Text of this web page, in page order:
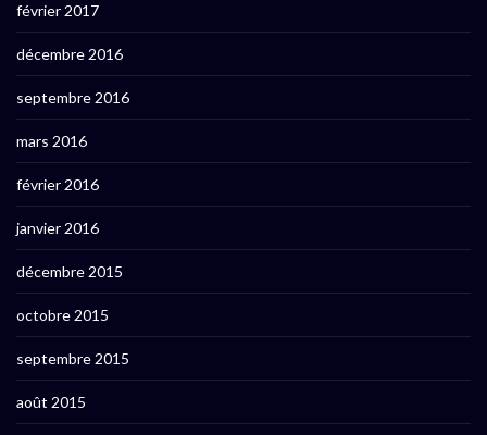
février 2017
décembre 2016
septembre 2016
mars 2016
février 2016
janvier 2016
décembre 2015
octobre 2015
septembre 2015
août 2015